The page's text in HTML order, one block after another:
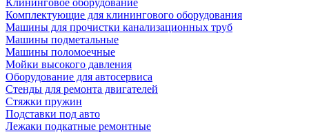
Клининговое оборудование
Комплектующие для клинингового оборудования
Машины для прочистки канализационных труб
Машины подметальные
Машины поломоечные
Мойки высокого давления
Оборудование для автосервиса
Стенды для ремонта двигателей
Стяжки пружин
Подставки под авто
Лежаки подкатные ремонтные